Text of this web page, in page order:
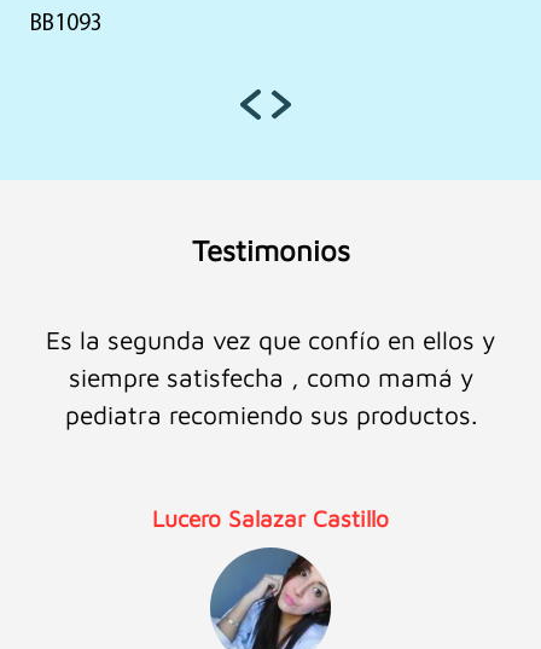
BB1093
Testimonios
Es la segunda vez que confío en ellos y
siempre satisfecha , como mamá y
pediatra recomiendo sus productos.
Lucero Salazar Castillo